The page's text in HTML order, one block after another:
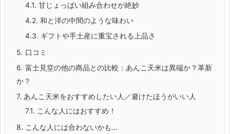
4.1. 甘じょっぱい組み合わせが絶妙
4.2. 和と洋の中間のような味わい
4.3. ギフトや手土産に重宝される上品さ
5. 口コミ
6. 富士見堂の他の商品との比較：あんこ天米は異端か？革新
か？
7. あんこ天米をおすすめしたい人／避けたほうがいい人
7.1. こんな人にはおすすめ！
8. こんな人には合わないかも…